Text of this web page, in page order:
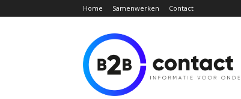
Home Samenwerken Contact